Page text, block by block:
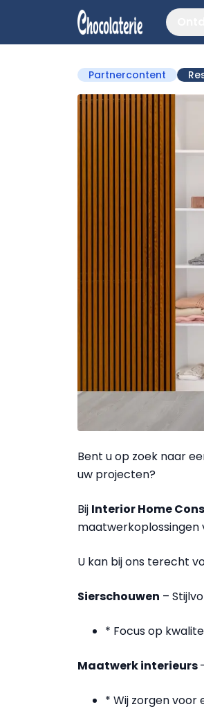
Partnercontent
Bent u op zoek naar
uw projecten?
Bij Interior Home
U kan bij ons terecht
Sierschouwen –
* Focus op
Maatwerk interieurs
* Wij zorgen